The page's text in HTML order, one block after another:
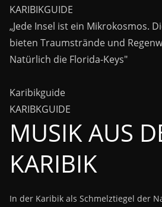
KARIBIKGUIDE
„Jede Insel ist ein Mikrokosmos.
bieten Traumstrände und
Natürlich die Florida-Keys"
Karibikguide
KARIBKGUIDE
MUSIK AUS
KARIBIK
In der Karibik als Schmelztiegel der